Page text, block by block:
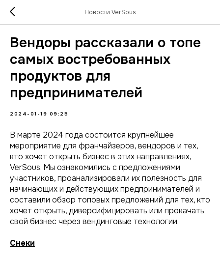
Новости VerSous
Вендоры рассказали о топе
самых востребованных
продуктов для
предпринимателей
2024-01-19 09:25
В марте 2024 года состоится крупнейшее
мероприятие для франчайзеров, вендоров и тех,
кто хочет открыть бизнес в этих направлениях,
VerSous. Мы ознакомились с предложениями
участников, проанализировали их полезность для
начинающих и действующих предпринимателей и
составили обзор топовых предложений для тех, кто
хочет открыть, диверсифицировать или прокачать
свой бизнес через вендинговые технологии.
Снеки